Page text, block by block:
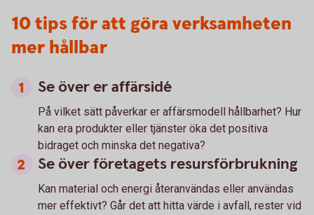
10 tips för att göra verksamheten
mer hållbar
Se över er affärsidé
På vilket sätt påverkar er affärsmodell hållbarhet? Hur
kan era produkter eller tjänster öka det positiva
bidraget och minska det negativa?
Se över företagets resursförbrukning
Kan material och energi återanvändas eller användas
mer effektivt? Går det att hitta värde i avfall, rester vid